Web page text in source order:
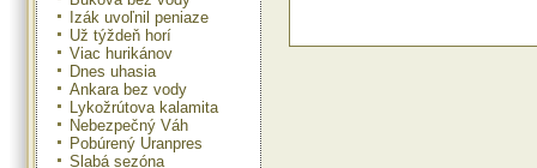
Izák uvoľnil peniaze
Už týždeň horí
Viac hurikánov
Dnes uhasia
Ankara bez vody
Lykožrútova kalamita
Nebezpečný Váh
Pobúrený Uranpres
Slabá sezóna